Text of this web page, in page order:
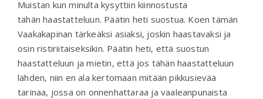
Muistan kun minulta kysyttiin kiinnostusta
tähän haastatteluun. Päätin heti suostua. Koen tämän
Vaakakapinan tärkeäksi asiaksi, joskin haastavaksi ja
osin ristiriitaiseksikin. Päätin heti, että suostun
haastatteluun ja mietin, että jos tähän haastatteluun
lähden, niin en ala kertomaan mitään pikkusievää
tarinaa, jossa on onnenhattaraa ja vaaleanpunaista